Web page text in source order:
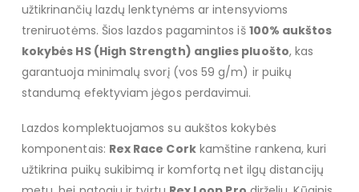
užtikrinančių lazdų lenktynėms ar intensyvioms
treniruotėms. Šios lazdos pagamintos iš 100% aukštos
kokybės HS (High Strength) anglies pluošto, kas
garantuoja minimalų svorį (vos 59 g/m) ir puikų
standumą efektyviam jėgos perdavimui.
Lazdos komplektuojamos su aukštos kokybės
komponentais: Rex Race Corkkamštine rankena, kuri
užtikrina puikų sukibimą ir komfortą net ilgų distancijų